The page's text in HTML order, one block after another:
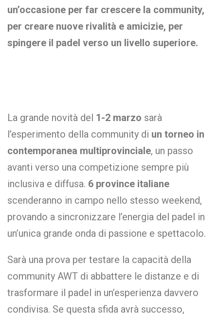
un’occasione per far crescere la community,
per creare nuove rivalità e amicizie, per
spingere il padel verso un livello superiore.
La grande novità del 1-2 marzo sarà
l’esperimento della community di un torneo in
contemporanea multiprovinciale, un passo
avanti verso una competizione sempre più
inclusiva e diffusa. 6 province italiane
scenderanno in campo nello stesso weekend,
provando a sincronizzare l’energia del padel in
un’unica grande onda di passione e spettacolo.
Sarà una prova per testare la capacità della
community AWT di abbattere le distanze e di
trasformare il padel in un’esperienza davvero
condivisa. Se questa sfida avrà successo,